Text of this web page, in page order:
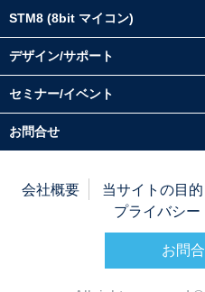
STM8 (8bit マイコン)
デザイン/サポート
セミナー/イベント
お問合せ
お問
会社概要 当サイトの目的
プライバシー